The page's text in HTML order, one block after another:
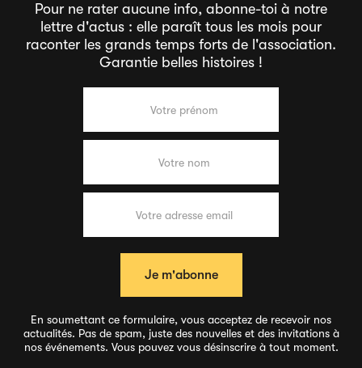
Pour ne rater aucune info, abonne-toi à notre
lettre d'actus : elle paraît tous les mois pour
raconter les grands temps forts de l'association.
Garantie belles histoires !
En soumettant ce formulaire, vous acceptez de recevoir nos
actualités. Pas de spam, juste des nouvelles et des invitations à
nos événements. Vous pouvez vous désinscrire à tout moment.